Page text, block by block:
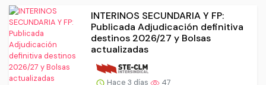
INTERINOS SECUNDARIA Y FP:
Publicada Adjudicación definitiva
destinos 2026/27 y Bolsas
actualizadas
Hace 3 días 47